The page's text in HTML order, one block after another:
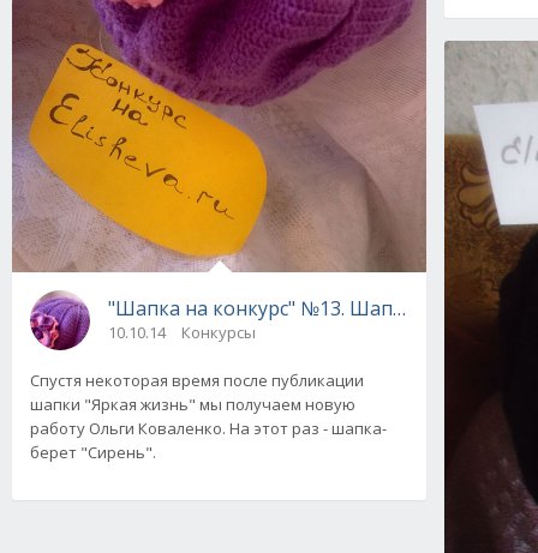
"Шапка на конкурс" №13. Шапка-берет
10.10.14 Конкурсы
Спустя некоторая время после публикации
шапки "Яркая жизнь" мы получаем новую
работу Ольги Коваленко. На этот раз - шапка-
берет "Сирень".